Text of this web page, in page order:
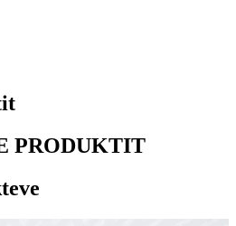
PRODUKTIT